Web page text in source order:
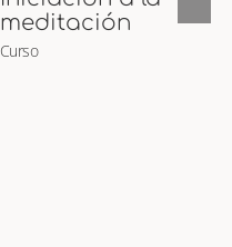
de Maternidad
Ayurveda y